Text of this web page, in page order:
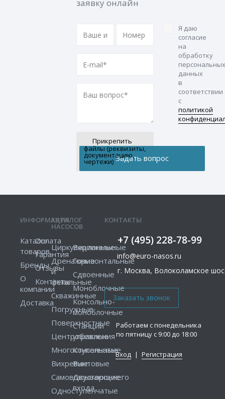
заявку онлайн
Прикрепить
файлы (реквизиты,
документацию,
чертежи)
Я даю
согласие
на
обработку
персональных
данных
в
соответствии
с
политикой
КОНТАКТЫ
+7 (495) 228-78-99
info@euro-nasos.ru
г. Москва, Волоколамское
Работаем с понедельника
по пятницу с 9:00 до 18:00
Вход | Регистрация
ИНФОРМАЦИЯ
Каталог
товаров
Бренды
О
компании
Доставка
Оплата
Гарантия
Отзывы
Контакты
КАТАЛОГ
НАСОСОВ
Циркуляционные
Дренажные
и
фекальные
Скважинные
Погружные
Поверхностные
Центробежные
Многоступенчатые
Вихревые
Самовсасывающие
Одноступенчатые
Вертикальные
Горизонтальные
Сдвоенные
Моноблочные
Консольно-
моноблочные
Станции
управления
Консольные
Винтовые
Двустороннего
входа